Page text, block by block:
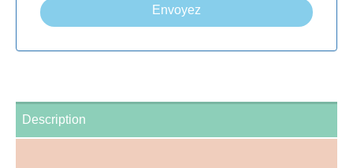
Envoyez
Description